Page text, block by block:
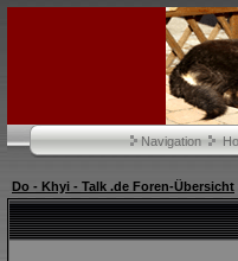
Navigation
Do - Khyi - Talk .de Foren-Übersicht